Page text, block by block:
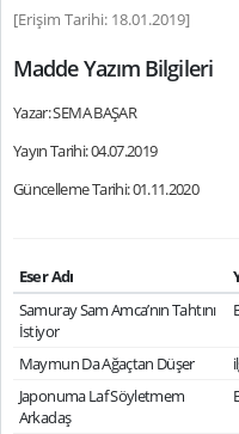
[Erişim Tarihi: 18.01.2019]
Madde Yazım Bilgileri
Yazar: SEMA BAŞAR
Yayın Tarihi: 04.07.2019
Güncelleme Tarihi: 01.11.2020
Eser Adı
Samuray Sam Amca’nın Tahtını
İstiyor
Maymun Da Ağaçtan Düşer
Japonuma Laf Söyletmem
Arkadaş